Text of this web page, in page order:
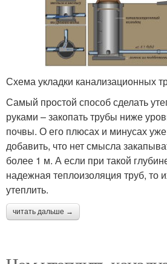
Схема укладки канализационных
Самый простой способ сделать
руками – закопать трубы ниже
почвы. О его плюсах и минусах
добавить, что нет смысла
более 1 м. А если при такой
надежная теплоизоляция труб, то
утеплить.
читать дальше →